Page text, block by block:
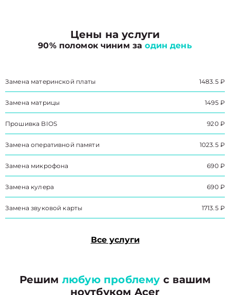
Цены на услуги
90% поломок чиним заодин день
Замена материнской платы 1483.5 ₽
Замена матрицы 1495 ₽
Прошивка BIOS 920 ₽
Замена оперативной памяти 1023.5 ₽
Замена микрофона 690 ₽
Замена кулера 690 ₽
Замена звуковой карты 1713.5 ₽
Все услуги
Решим любую проблему с вашим
ноутбуком Acer